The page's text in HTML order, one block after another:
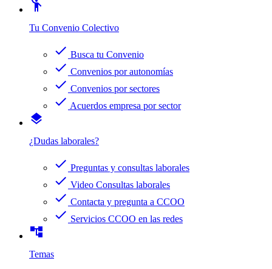
emoji_people
Tu Convenio Colectivo
check Busca tu Convenio
check Convenios por autonomías
check Convenios por sectores
check Acuerdos empresa por sector
layers
¿Dudas laborales?
check Preguntas y consultas laborales
check Video Consultas laborales
check Contacta y pregunta a CCOO
check Servicios CCOO en las redes
account_tree
Temas